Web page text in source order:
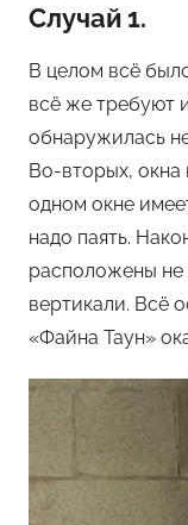
Случай 1.
В целом всё
всё же требуют
обнаружилась
Во-вторых, окна
одном окне
надо паять.
расположены не
вертикали. Всё
«Файна Таун»